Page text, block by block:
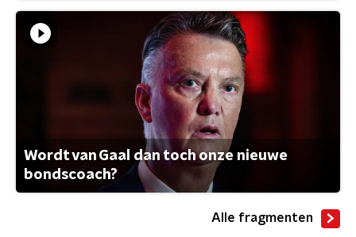
Wordt van Gaal dan toch onze nieuwe
bondscoach?
Alle fragmenten